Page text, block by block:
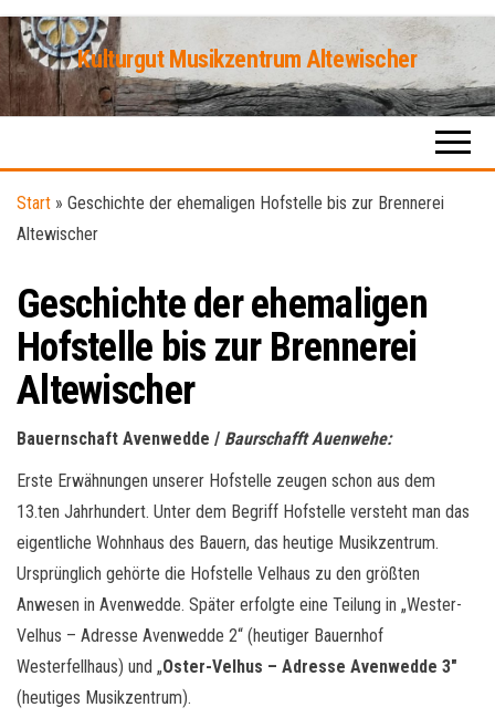
Zum
Inhalt
springen
Kulturgut Musikzentrum Altewischer
_
Start » Geschichte der ehemaligen Hofstelle bis zur Brennerei
Altewischer
Geschichte der ehemaligen
Hofstelle bis zur Brennerei
Altewischer
Bauernschaft Avenwedde / Baurschafft Auenwehe:
Erste Erwähnungen unserer Hofstelle zeugen schon aus dem
13.ten Jahrhundert. Unter dem Begriff Hofstelle versteht man das
eigentliche Wohnhaus des Bauern, das heutige Musikzentrum.
Ursprünglich gehörte die Hofstelle Velhaus zu den größten
Anwesen in Avenwedde. Später erfolgte eine Teilung in „Wester-
Velhus – Adresse Avenwedde 2“ (heutiger Bauernhof
Westerfellhaus) und „Oster-Velhus – Adresse Avenwedde 3″
(heutiges Musikzentrum).